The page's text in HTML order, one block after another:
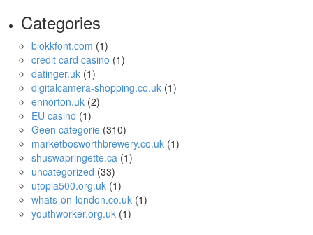
Categories
blokkfont.com (1)
credit card casino (1)
datinger.uk (1)
digitalcamera-shopping.co.uk (1)
ennorton.uk (2)
EU casino (1)
Geen categorie (310)
marketbosworthbrewery.co.uk (1)
shuswapringette.ca (1)
uncategorized (33)
utopia500.org.uk (1)
whats-on-london.co.uk (1)
youthworker.org.uk (1)